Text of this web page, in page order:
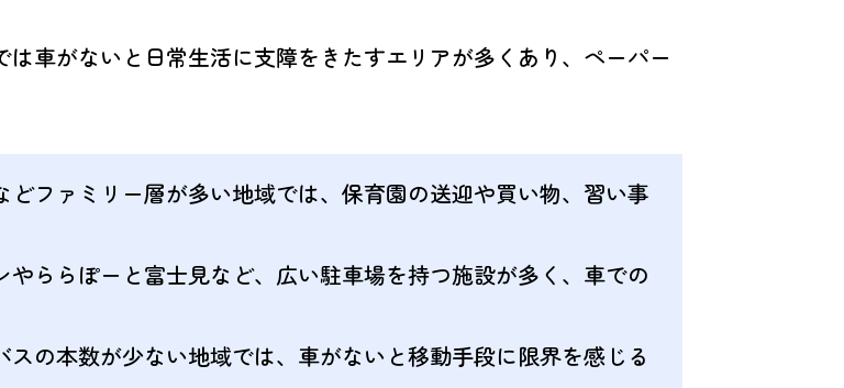
車がないと日常生活に支障をきたすエリアが多くあり、ペーパー
どファミリー層が多い地域では、保育園の送迎や買い物、習い事
やららぽーと富士見など、広い駐車場を持つ施設が多く、車での
スの本数が少ない地域では、車がないと移動手段に限界を感じる